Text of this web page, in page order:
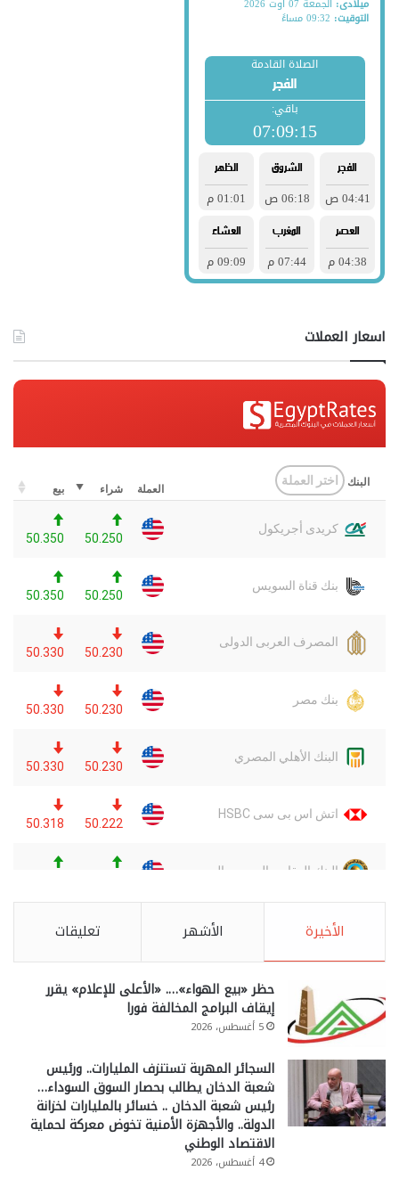
اسعار العملات
الأخيرة الأشهر تعليقات
حظر «بيع الهواء»…. «الأعلى للإعلام» يقرر
إيقاف البرامج المخالفة فورا
5 أغسطس، 2026
السجائر المهربة تستنزف المليارات.. ورئيس
شعبة الدخان يطالب بحصار السوق السوداء…
رئيس شعبة الدخان .. خسائر بالمليارات لخزانة
الدولة.. والأجهزة الأمنية تخوض معركة لحماية
الاقتصاد الوطني
4 أغسطس، 2026